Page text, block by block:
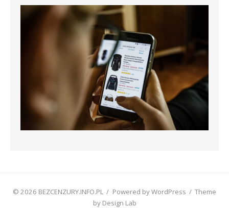
© 2026 BEZCENZURY.INFO.PL / Powered by WordPress / Theme
by Design Lab